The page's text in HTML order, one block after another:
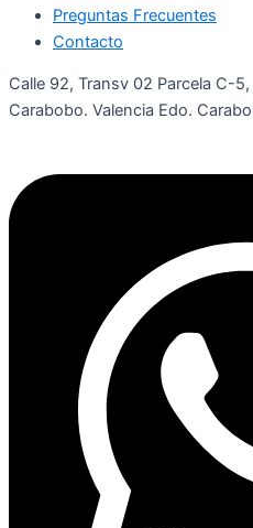
Preguntas Frecuentes
Contacto
Calle 92, Transv 02 Parcela C-
Carabobo. Valencia Edo.